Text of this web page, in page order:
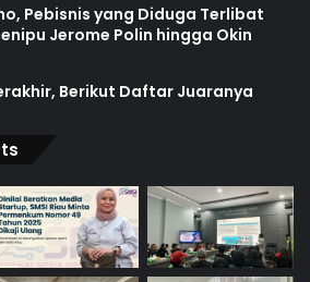
Pebisnis yang Diduga Terlibat
Jerome Polin hingga Okin
Berikut Daftar Juaranya